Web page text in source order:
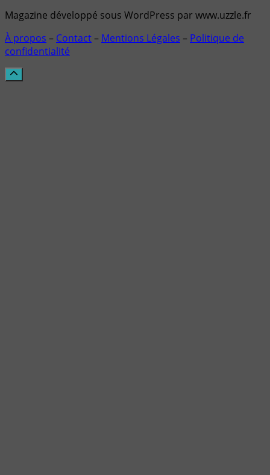
Magazine développé sous WordPress par www.uzzle.fr
À propos – Contact– Mentions Légales – Politique de
confidentialité